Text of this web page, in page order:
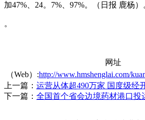
加47%、24。7%、97%。（日报 鹿杨）
。
网址
（Web）:http://www.hmshenglai.com/
上一篇： 运营从体超490万家 国度级经
下一篇： 全国首个省会边境药材港口投